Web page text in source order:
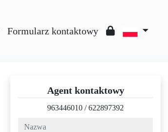
Formularz kontaktowy
Agent kontaktowy
963446010 /622897392
nazwa